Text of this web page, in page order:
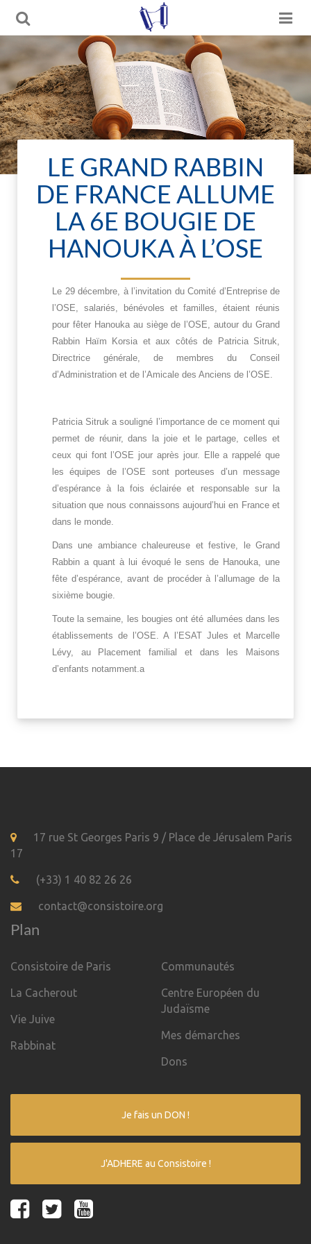
LE GRAND RABBIN
DE FRANCE ALLUME
LA 6E BOUGIE DE
HANOUKA À L’OSE
Le 29 décembre, à l’invitation du Comité d’Entreprise de
l’OSE, salariés, bénévoles et familles, étaient réunis
pour fêter Hanouka au siège de l’OSE, autour du Grand
Rabbin Haïm Korsia et aux côtés de Patricia Sitruk,
Directrice générale, de membres du Conseil
d’Administration et de l’Amicale des Anciens de l’OSE.
Patricia Sitruk a souligné l’importance de ce moment qui
permet de réunir, dans la joie et le partage, celles et
ceux qui font l’OSE jour après jour. Elle a rappelé que
les équipes de l’OSE sont porteuses d’un message
d’espérance à la fois éclairée et responsable sur la
situation que nous connaissons aujourd’hui en France et
dans le monde.
Dans une ambiance chaleureuse et festive, le Grand
Rabbin a quant à lui évoqué le sens de Hanouka, une
fête d’espérance, avant de procéder à l’allumage de la
sixième bougie.
Toute la semaine, les bougies ont été allumées dans les
établissements de l’OSE. A l’ESAT Jules et Marcelle
Lévy, au Placement familial et dans les Maisons
d’enfants notamment.a
17 rue St Georges Paris 9 / Place de Jérusalem Paris
17
(+33) 1 40 82 26 26
contact@consistoire.org
Plan
Consistoire de Paris
La Cacherout
Vie Juive
Rabbinat
Communautés
Centre Européen du
Judaïsme
Mes démarches
Dons
Je fais un DON !
J'ADHERE au Consistoire !